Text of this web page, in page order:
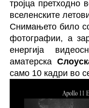
тројца претходно
вселенските
Снимањето било
фотографии, а
енергија
аматерска
само 10 кадри во